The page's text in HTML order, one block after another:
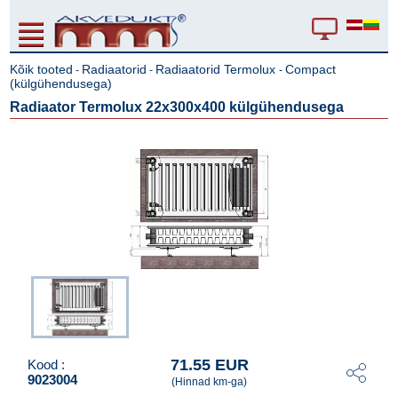
Kõik tooted - Radiaatorid - Radiaatorid Termolux-Compact
(külgühendusega)
Radiaator Termolux 22x300x400 külgühendusega
Kood :
9023004
71.55 EUR
(Hinnad km-ga)